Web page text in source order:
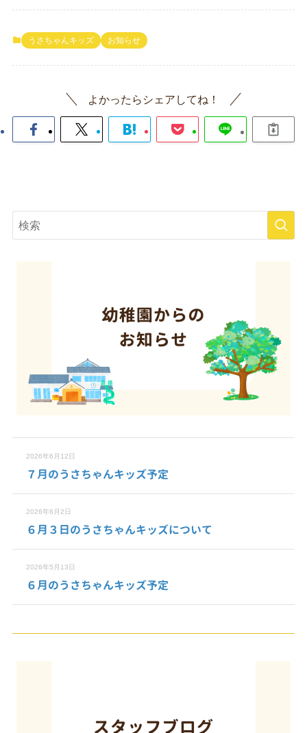
うさちゃんキッズ お知らせ
よかったらシェアしてね！
2026年6月12日
７月のうさちゃんキッズ予定
2026年6月2日
６月３日のうさちゃんキッズについて
2026年5月13日
６月のうさちゃんキッズ予定